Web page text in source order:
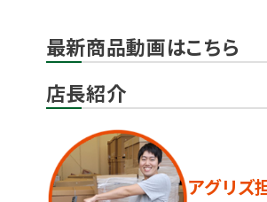
最新商品動画はこちら
店長紹介
アグリズ